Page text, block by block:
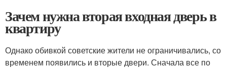
Зачем нужна вторая входная дверь в
квартиру
Однако обивкой советские жители не ограничивались, со
временем появились и вторые двери. Сначала все по